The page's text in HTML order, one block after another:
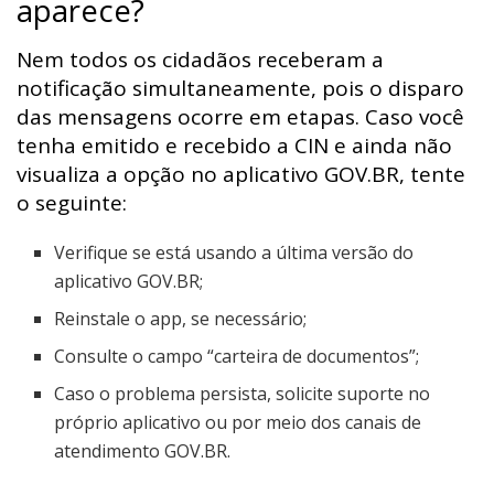
aparece?
Nem todos os cidadãos receberam a
notificação simultaneamente, pois o disparo
das mensagens ocorre em etapas. Caso você
tenha emitido e recebido a CIN e ainda não
visualiza a opção no aplicativo GOV.BR, tente
o seguinte:
Verifique se está usando a última versão do
aplicativo GOV.BR;
Reinstale o app, se necessário;
Consulte o campo “carteira de documentos”;
Caso o problema persista, solicite suporte no
próprio aplicativo ou por meio dos canais de
atendimento GOV.BR.